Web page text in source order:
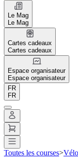
Le Mag
Le Mag
Cartes cadeaux
Cartes cadeaux
Espace organisateur
Espace organisateur
FR
FR
Toutes les courses>Vélo